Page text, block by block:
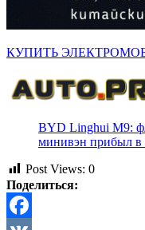
КУПИТЬ
BYD Linghui M9:
минивэн прибыл в
Post Views: 0
Поделиться: